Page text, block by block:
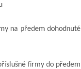
na předem dohodnuté
firmy do předem